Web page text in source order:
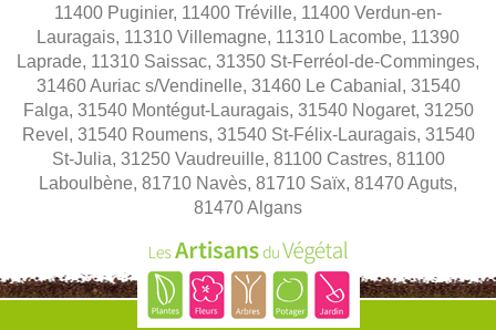
11400 Puginier, 11400 Tréville, 11400 Verdun-en-
Lauragais, 11310 Villemagne, 11310 Lacombe, 11390
Laprade, 11310 Saissac, 31350 St-Ferréol-de-Comminges,
31460 Auriac s/Vendinelle, 31460 Le Cabanial, 31540
Falga, 31540 Montégut-Lauragais, 31540 Nogaret, 31250
Revel, 31540 Roumens, 31540 St-Félix-Lauragais, 31540
St-Julia, 31250 Vaudreuille, 81100 Castres, 81100
Laboulbène, 81710 Navès, 81710 Saïx, 81470 Aguts,
81470 Algans